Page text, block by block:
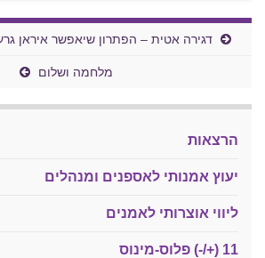
דגירה אטית – הפתרון שיאפשר איראן
מלחמה ושלום
הרצאות
יעוץ אמנותי לאספנים ומנהלים
ליווי אוצרותי לאמנים
11 (+/-) פלוס-מינוס